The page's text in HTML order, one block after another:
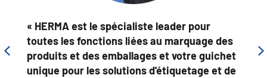
« HERMA est le spécialiste leader pour
toutes les fonctions liées au marquage des
produits et des emballages et votre guichet
unique pour les solutions d'étiquetage et de